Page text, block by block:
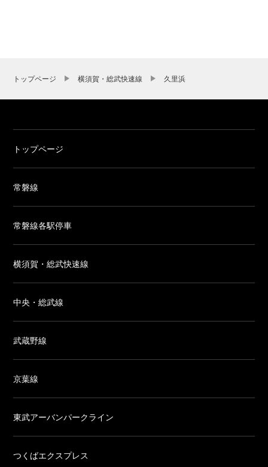
トップページ 横須賀・総武快速線 久里浜
トップページ
常磐線
常磐線各駅停車
横須賀・総武快速線
中央・総武線
武蔵野線
京葉線
東武アーバンパークライン
つくばエクスプレス